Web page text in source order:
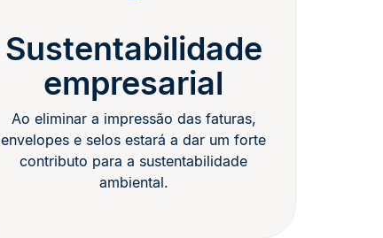
Sustentabilidade
empresarial
Ao eliminar a impressão das faturas,
envelopes e selos estará a dar um forte
contributo para a sustentabilidade
ambiental.